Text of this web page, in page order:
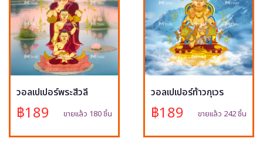
วอลเปเปอร์พระสีวลี
฿189 ขายแล้ว 180 ชิ้น
วอลเปเปอร์ท้าวกุเวร
฿189 ขายแล้ว 242 ชิ้น